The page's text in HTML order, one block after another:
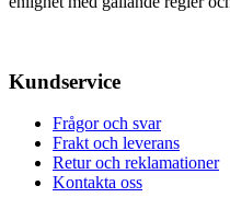
Kundservice
Frågor och svar
Frakt och leverans
Retur och reklamationer
Kontakta oss